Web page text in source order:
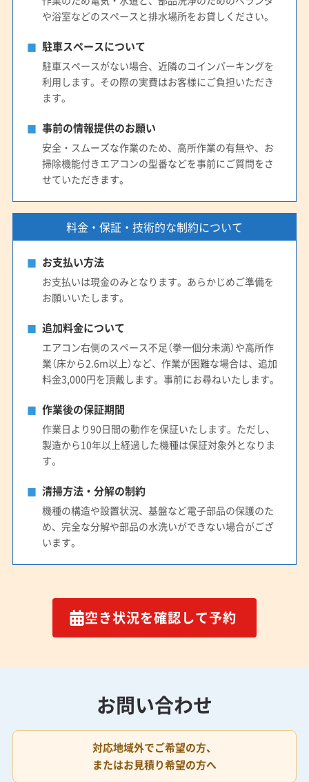
や浴室などのスペースと排水場所をお貸しください。
駐車スペースについて
駐車スペースがない場合、近隣のコインパーキングを
利用します。その際の実費はお客様にご負担いただき
ます。
事前の情報提供のお願い
安全・スムーズな作業のため、高所作業の有無や、お
掃除機能付きエアコンの型番などを事前にご質問をさ
せていただきます。
料金・保証・技術的な制約について
お支払い方法
お支払いは現金のみとなります。あらかじめご準備を
お願いいたします。
追加料金について
エアコン右側のスペース不足（拳一個分未満）や高所作
業（床から2.6m以上）など、作業が困難な場合は、追加
料金3,000円を頂戴します。事前にお尋ねいたします。
作業後の保証期間
作業日より90日間の動作を保証いたします。ただし、
製造から10年以上経過した機種は保証対象外となりま
す。
清掃方法・分解の制約
機種の構造や設置状況、基盤など電子部品の保護のた
め、完全な分解や部品の水洗いができない場合がござ
います。
空き状況を確認して予約
お問い合わせ
対応地域外でご希望の方、
またはお見積り希望の方へ